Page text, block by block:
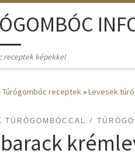
receptek képekkel
Túrógombóc receptek»Levesek
TÚRÓGOMBÓCCAL